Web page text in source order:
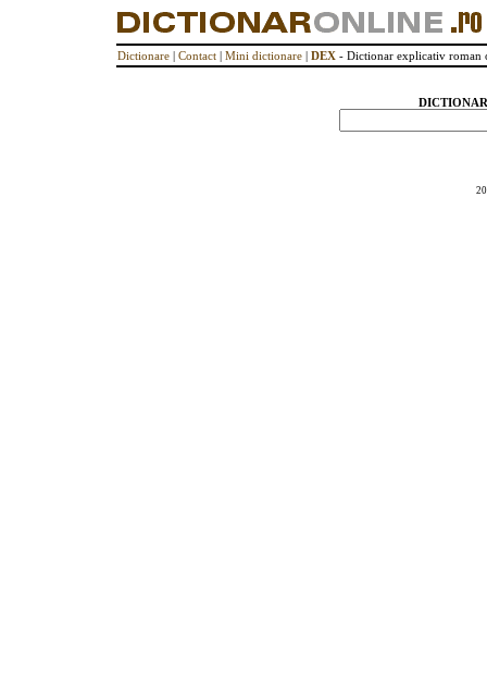
Dictionare | Contact | Mini dictionare | DEX - Dictionar explicativ roman